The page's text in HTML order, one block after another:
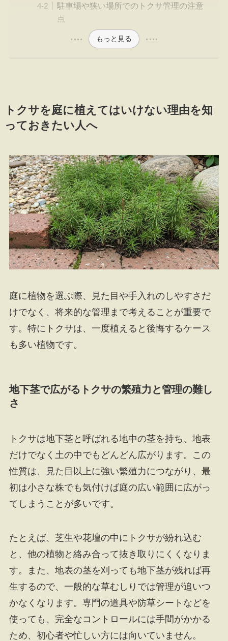
駐車場や狭い場所でのトクサ管理の注意
点
もっと見る
トクサを庭に植えてはいけない理由を知
っておきたい人へ
庭に植物を選ぶ際、見た目や手入れのしやすさだ
けでなく、将来的な管理まで考えることが重要で
す。特にトクサは、一度植えると後悔するケース
も多い植物です。
地下茎で広がるトクサの繁殖力と管理の難し
さ
トクサは地下茎と呼ばれる地中の茎を持ち、地表
だけでなく土の中でもどんどん広がります。この
性質は、見た目以上に強い繁殖力につながり、最
初は小さな株でも気付けば庭の広い範囲に広がっ
てしまうことが多いです。
たとえば、芝生や花壇の中にトクサが紛れ込む
と、他の植物と絡み合って抜き取りにくくなりま
す。また、地表の茎を刈っても地下茎が残れば再
生するので、一般的な草むしりでは管理が追いつ
かなくなります。専門の道具や防草シートなどを
使っても、完全なコントロールには手間がかかる
ため、初心者や忙しい方には向いていません。